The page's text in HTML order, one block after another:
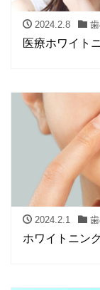
2024.2.8 歯
医療ホワイト
2024.2.1 歯
ホワイトニン